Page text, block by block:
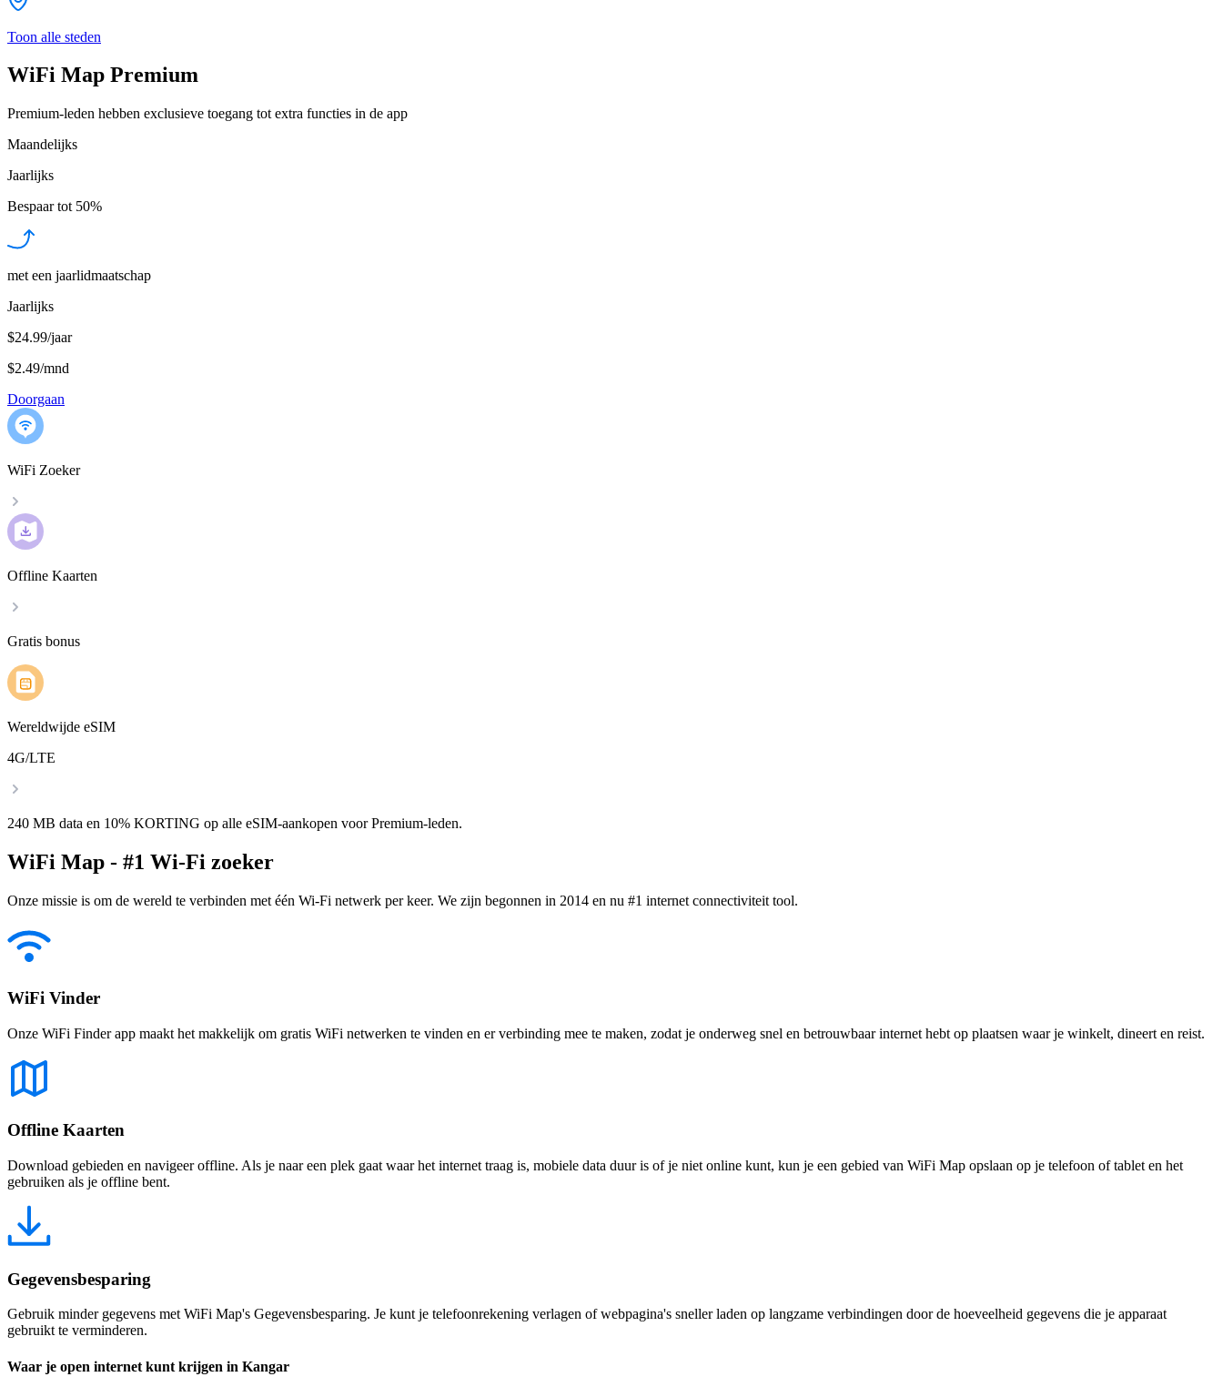
Toon alle steden
WiFi Map Premium
Premium-leden hebben exclusieve toegang tot extra functies in de app
Maandelijks
Jaarlijks
Bespaar tot 50%
met een jaarlidmaatschap
Jaarlijks
$24.99/jaar
$2.49/mnd
Doorgaan
WiFi Zoeker
Offline Kaarten
Gratis bonus
Wereldwijde eSIM
4G/LTE
240 MB data en 10% KORTING op alle eSIM-aankopen voor Premium-leden.
WiFi Map - #1 Wi-Fi zoeker
Onze missie is om de wereld te verbinden met één Wi-Fi netwerk per keer. We zijn begonnen in 2014 en nu #1 internet connectiviteit tool.
WiFi Vinder
Onze WiFi Finder app maakt het makkelijk om gratis WiFi netwerken te vinden en er verbinding mee te maken, zodat je onderweg snel en betrouwbaar internet hebt op plaatsen waar je winkelt, dineert en reist.
Offline Kaarten
Download gebieden en navigeer offline. Als je naar een plek gaat waar het internet traag is, mobiele data duur is of je niet online kunt, kun je een gebied van WiFi Map opslaan op je telefoon of tablet en het
gebruiken als je offline bent.
Gegevensbesparing
Gebruik minder gegevens met WiFi Map's Gegevensbesparing. Je kunt je telefoonrekening verlagen of webpagina's sneller laden op langzame verbindingen door de hoeveelheid gegevens die je apparaat
gebruikt te verminderen.
Waar je open internet kunt krijgen in Kangar